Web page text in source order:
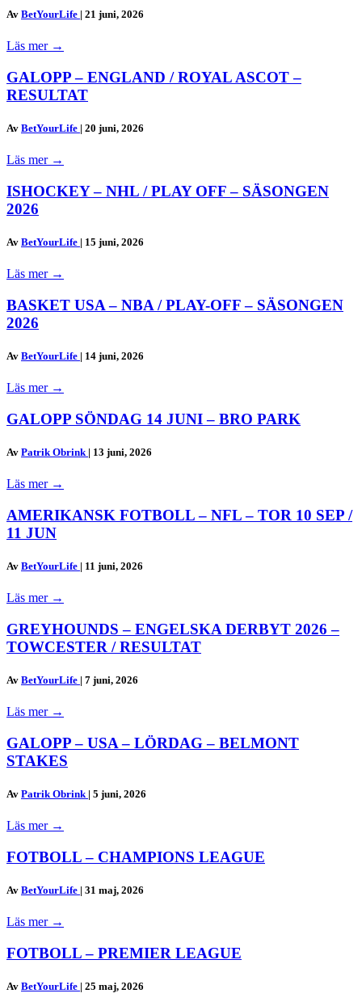
Av BetYourLife | 21 juni, 2026
Läs mer →
GALOPP – ENGLAND / ROYAL ASCOT –
RESULTAT
Av BetYourLife | 20 juni, 2026
Läs mer →
ISHOCKEY – NHL / PLAY OFF – SÄSONGEN
2026
Av BetYourLife | 15 juni, 2026
Läs mer →
BASKET USA – NBA / PLAY-OFF – SÄSONGEN
2026
Av BetYourLife | 14 juni, 2026
Läs mer →
GALOPP SÖNDAG 14 JUNI – BRO PARK
Av Patrik Obrink | 13 juni, 2026
Läs mer →
AMERIKANSK FOTBOLL – NFL – TOR 10 SEP /
11 JUN
Av BetYourLife | 11 juni, 2026
Läs mer →
GREYHOUNDS – ENGELSKA DERBYT 2026 –
TOWCESTER / RESULTAT
Av BetYourLife | 7 juni, 2026
Läs mer →
GALOPP – USA – LÖRDAG – BELMONT
STAKES
Av Patrik Obrink | 5 juni, 2026
Läs mer →
FOTBOLL – CHAMPIONS LEAGUE
Av BetYourLife | 31 maj, 2026
Läs mer →
FOTBOLL – PREMIER LEAGUE
Av BetYourLife | 25 maj, 2026